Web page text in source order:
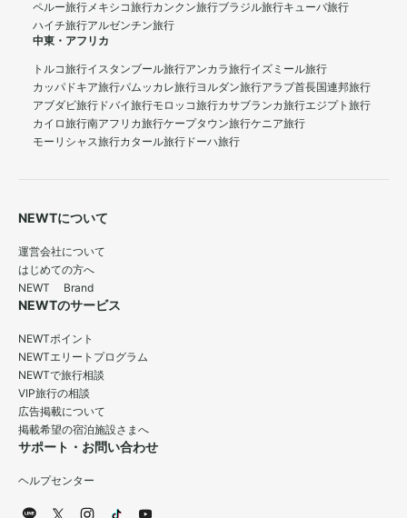
ペルー旅行メキシコ旅行カンクン旅行ブラジル旅行キューバ旅行
ハイチ旅行アルゼンチン旅行
中東・アフリカ
トルコ旅行イスタンブール旅行アンカラ旅行イズミール旅行
カッパドキア旅行パムッカレ旅行ヨルダン旅行アラブ首長国連邦旅行
アブダビ旅行 ドバイ旅行モロッコ旅行カサブランカ旅行エジプト旅行
カイロ旅行南アフリカ旅行ケープタウン旅行ケニア旅行
モーリシャス旅行カタール旅行 ドーハ旅行
NEWTについて
運営会社について
はじめての方へ
NEWT Brand
NEWTのサービス
NEWTポイント
NEWTエリートプログラム
NEWTで旅行相談
VIP旅行の相談
広告掲載について
掲載希望の宿泊施設さまへ
サポート・お問い合わせ
ヘルプセンター